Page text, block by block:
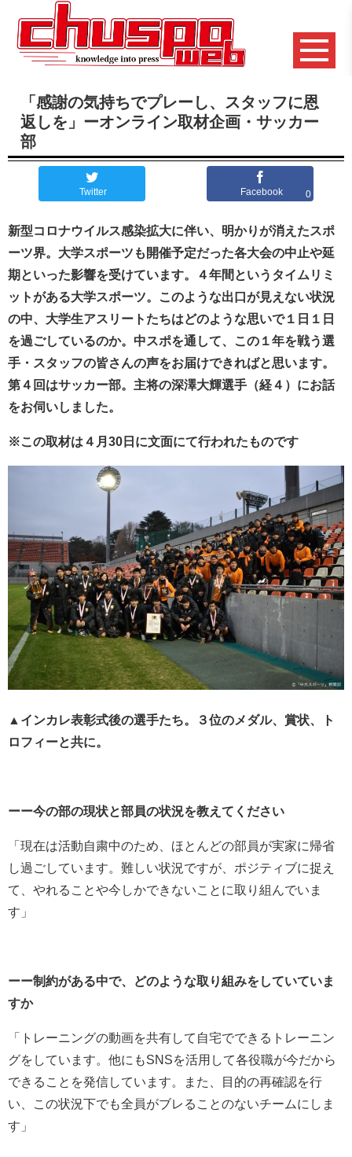
「感謝の気持ちでプレーし、スタッフに恩
返しを」ーオンライン取材企画・サッカー
部
Twitter Facebook 0
新型コロナウイルス感染拡大に伴い、明かりが消えたスポ
ーツ界。大学スポーツも開催予定だった各大会の中止や延
期といった影響を受けています。４年間というタイムリミ
ットがある大学スポーツ。このような出口が見えない状況
の中、大学生アスリートたちはどのような思いで１日１日
を過ごしているのか。中スポを通して、この１年を戦う選
手・スタッフの皆さんの声をお届けできればと思います。
第４回はサッカー部。主将の深澤大輝選手（経４ ）にお話
をお伺いしました。
※この取材は４月30日に文面にて行われたものです
▲インカレ表彰式後の選手たち。３位のメダル、賞状、ト
ロフィーと共に。
ーー今の部の現状と部員の状況を教えてください
「現在は活動自粛中のため、ほとんどの部員が実家に帰省
し過ごしています。難しい状況ですが、ポジティブに捉え
て、やれることや今しかできないことに取り組んでいま
す」
ーー制約がある中で、どのような取り組みをしていていま
すか
「トレーニングの動画を共有して自宅でできるトレーニン
グをしています。他にもSNSを活用して各役職が今だから
できることを発信しています。また、目的の再確認を行
い、この状況下でも全員がブレることのないチームにしま
す」